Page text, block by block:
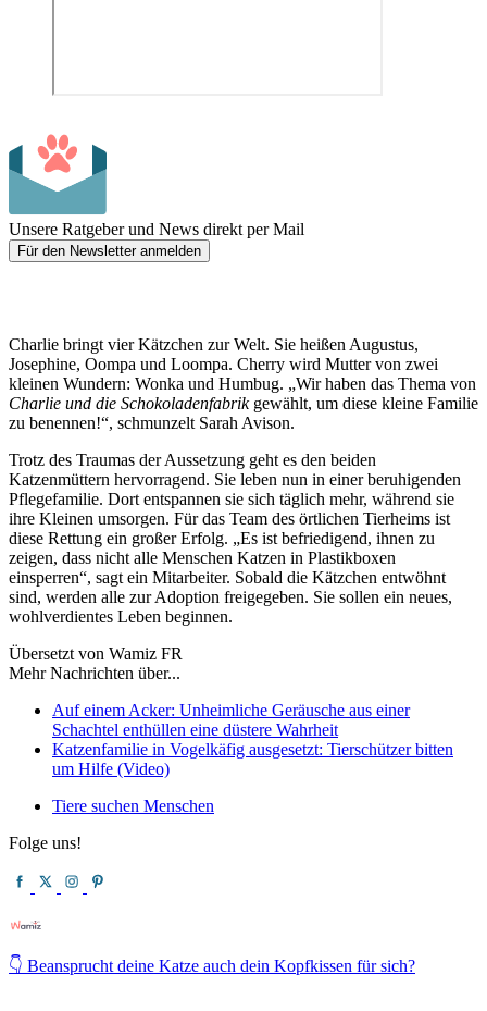
Unsere Ratgeber und News direkt per Mail
Für den Newsletter anmelden
Charlie bringt vier Kätzchen zur Welt. Sie heißen Augustus,
Josephine, Oompa und Loompa. Cherry wird Mutter von zwei
kleinen Wundern: Wonka und Humbug. „Wir haben das Thema von
Charlie und die Schokoladenfabrikgewählt, um diese kleine Familie
zu benennen!“, schmunzelt Sarah Avison.
Trotz des Traumas der Aussetzung geht es den beiden
Katzenmüttern hervorragend. Sie leben nun in einer beruhigenden
Pflegefamilie. Dort entspannen sie sich täglich mehr, während sie
ihre Kleinen umsorgen. Für das Team des örtlichen Tierheims ist
diese Rettung ein großer Erfolg. „Es ist befriedigend, ihnen zu
zeigen, dass nicht alle Menschen Katzen in Plastikboxen
einsperren“, sagt ein Mitarbeiter. Sobald die Kätzchen entwöhnt
sind, werden alle zur Adoption freigegeben. Sie sollen ein neues,
wohlverdientes Leben beginnen.
Übersetzt von Wamiz FR
Mehr Nachrichten über...
Auf einem Acker: Unheimliche Geräusche aus einer
Schachtel enthüllen eine düstere Wahrheit
Katzenfamilie in Vogelkäfig ausgesetzt: Tierschützer bitten
um Hilfe (Video)
Tiere suchen Menschen
Folge uns!
👇 Beansprucht deine Katze auch dein Kopfkissen für sich?